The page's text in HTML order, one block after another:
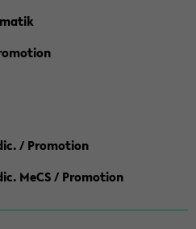
/ Promotion
MeCS / Promotion